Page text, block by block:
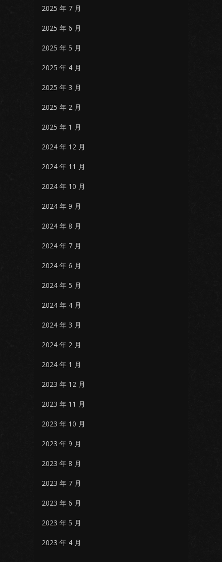
2025 年 7 月
2025 年 6 月
2025 年 5 月
2025 年 4 月
2025 年 3 月
2025 年 2 月
2025 年 1 月
2024 年 12 月
2024 年 11 月
2024 年 10 月
2024 年 9 月
2024 年 8 月
2024 年 7 月
2024 年 6 月
2024 年 5 月
2024 年 4 月
2024 年 3 月
2024 年 2 月
2024 年 1 月
2023 年 12 月
2023 年 11 月
2023 年 10 月
2023 年 9 月
2023 年 8 月
2023 年 7 月
2023 年 6 月
2023 年 5 月
2023 年 4 月